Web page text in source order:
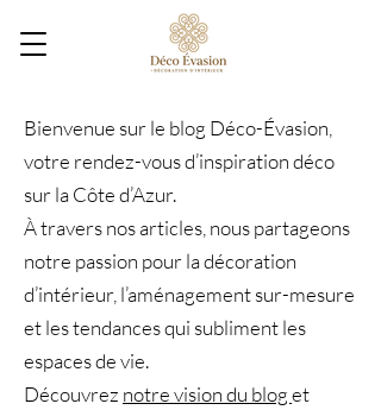
Bienvenue sur le blog Déco-Évasion,
votre rendez-vous d’inspiration déco
sur la Côte d’Azur.
À travers nos articles, nous partageons
notre passion pour la décoration
d’intérieur, l’aménagement sur-mesure
et les tendances qui subliment les
espaces de vie.
Découvrez notre vision du bloget